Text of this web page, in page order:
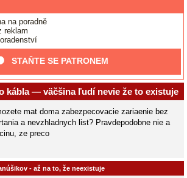
na poradně
reklam
STAŇTE SE PATRONEM
kábla — väčšina ľudí nevie že to existuje
mat doma zabezpecovacie zariaenie bez
a nevzhladnych list? Pravdepodobne nie a
ze preco
- až na to, že neexistuje